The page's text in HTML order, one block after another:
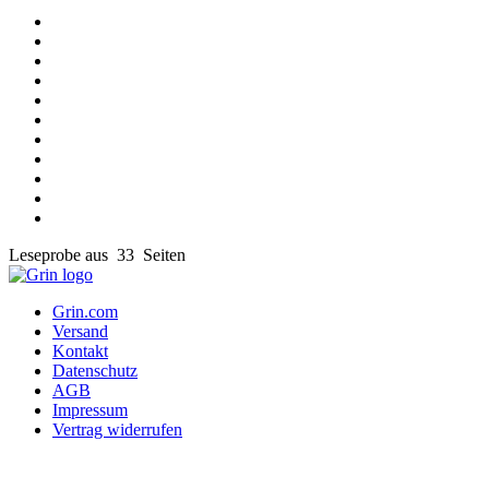
Leseprobe aus 33 Seiten
Grin.com
Versand
Kontakt
Datenschutz
AGB
Impressum
Vertrag widerrufen